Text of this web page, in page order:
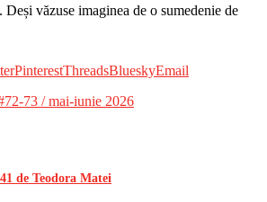
văzuse imaginea de o sumedenie de
PinterestThreadsBlueskyEmail
de Teodora Matei